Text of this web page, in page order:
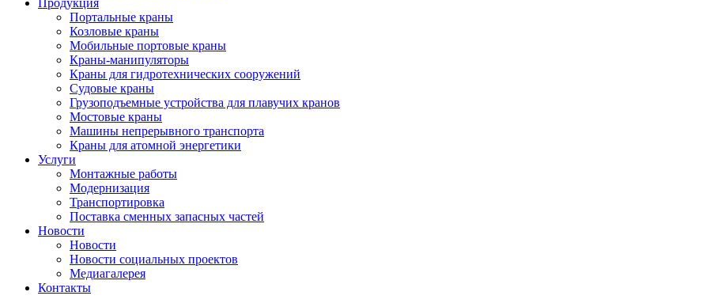
Продукция
Портальные краны
Козловые краны
Мобильные портовые краны
Краны-манипуляторы
Краны для гидротехнических сооружений
Судовые краны
Грузоподъемные устройства для плавучих кранов
Мостовые краны
Машины непрерывного транспорта
Краны для атомной энергетики
Услуги
Монтажные работы
Модернизация
Транспортировка
Поставка сменных запасных частей
Новости
Новости
Новости социальных проектов
Медиагалерея
Контакты